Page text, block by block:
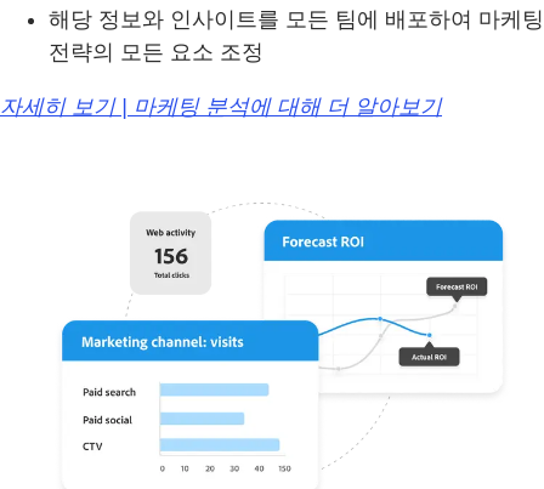
해당 정보와 인사이트를 모든 팀에 배포하여 마케팅
전략의 모든 요소 조정
자세히 보기 | 마케팅 분석에 대해 더 알아보기